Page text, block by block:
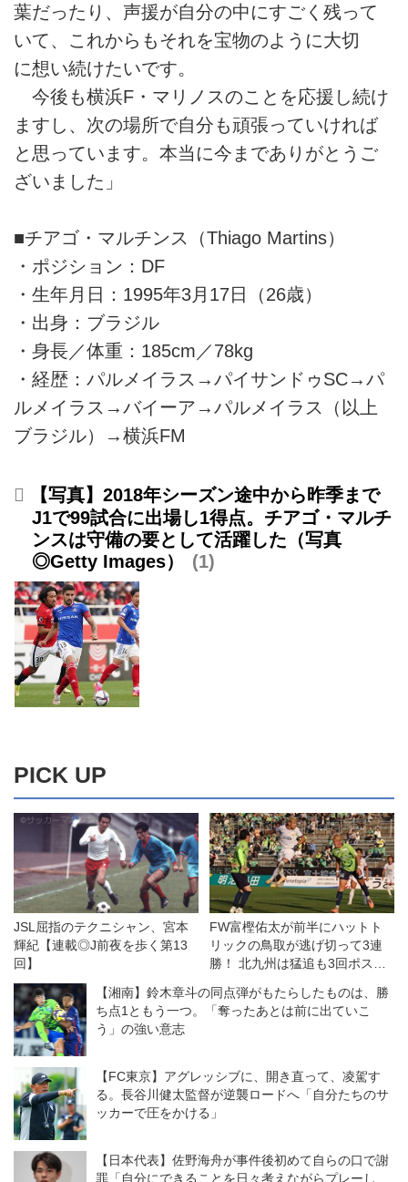
葉だったり、声援が自分の中にすごく残って
いて、これからもそれを宝物のように大切
に想い続けたいです。
今後も横浜F・マリノスのことを応援し続け
ますし、次の場所で自分も頑張っていければ
と思っています。本当に今までありがとうご
ざいました」
■チアゴ・マルチンス（Thiago Martins）
・ポジション：DF
・生年月日：1995年3月17日（26歳）
・出身：ブラジル
・身長／体重：185cm／78kg
・経歴：パルメイラス→パイサンドゥSC→パ
ルメイラス→バイーア→パルメイラス（以上
ブラジル）→横浜FM
【写真】2018年シーズン途中から昨季まで
J1で99試合に出場し1得点。チアゴ・マルチ
ンスは守備の要として活躍した（写真
◎Getty Images）
1
PICK UP
JSL屈指のテクニシャン、宮本
輝紀【連載◎J前夜を歩く第13
回】
FW富樫佑太が前半にハットト
リックの鳥取が逃げ切って3連
勝！ 北九州は猛追も3回ポスト
【湘南】鈴木章斗の同点弾がもたらしたものは、勝
ち点1ともう一つ。「奪ったあとは前に出ていこ
う」の強い意志
【FC東京】アグレッシブに、開き直って、凌駕す
る。長谷川健太監督が逆襲ロードへ「自分たちのサ
ッカーで圧をかける」
【日本代表】佐野海舟が事件後初めて自らの口で謝
罪「自分にできることを日々考えながらプレーし、